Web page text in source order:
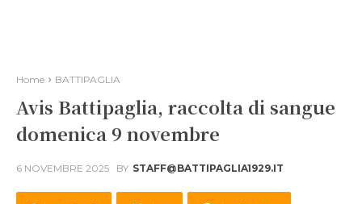
Home BATTIPAGLIA
Avis Battipaglia, raccolta di sangue
domenica 9 novembre
6 NOVEMBRE 2025 BY STAFF@BATTIPAGLIA1929.IT